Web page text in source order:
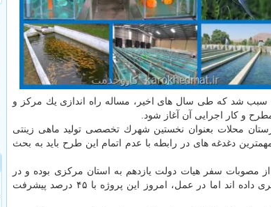
سبب شد كه طی سال های اخیر، مساله راه اندازی یك مركز و
و كار اجرایی آن آغاز شود.
محلات بعنوان نخستین شهرك تخصصی تولید ماهی زینتی
و از مهمترین دغدغه های در رابطه با عدم اتمام این طرح باید به بحث
از مصوبات سفر هیات دولت یازدهم به استان مركزی بوده و در
مسافرت مذكور، مقرر شده ۶ میلیارد تومان به آن اختصاص پیدا كند، قول پیگیری داده اند اما در عمل، امروز این پروژه با ۴۵ درصد پیشرفت